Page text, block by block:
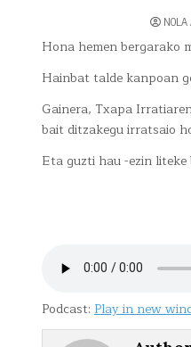
Hona hemen bergarako
Hainbat talde kanpoan
Gainera, Txapa
bait ditzakegu irratsaio
Eta guzti hau -ezin
Podcast: Play in new